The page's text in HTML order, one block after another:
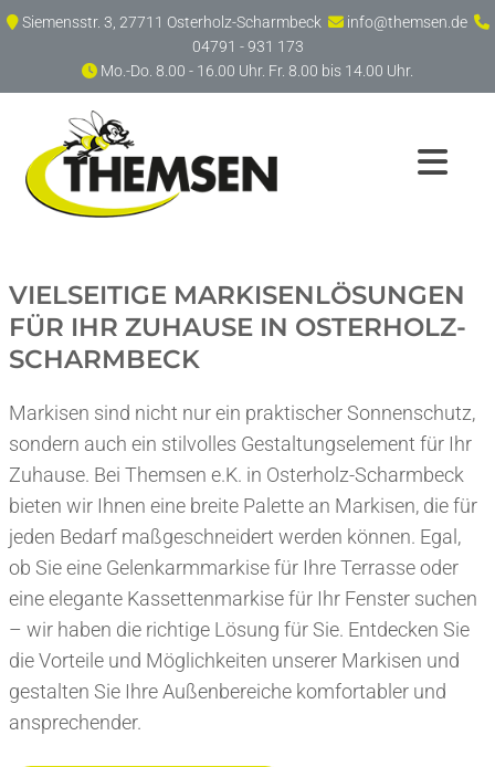
Zum Inhalt springen
 Siemensstr. 3, 27711 Osterholz-Scharmbeck  info@themsen.de 
04791 - 931 173
 Mo.-Do. 8.00 - 16.00 Uhr. Fr. 8.00 bis 14.00 Uhr.
VIELSEITIGE MARKISENLÖSUNGEN
FÜR IHR ZUHAUSE IN OSTERHOLZ-
SCHARMBECK
Markisen sind nicht nur ein praktischer Sonnenschutz,
sondern auch ein stilvolles Gestaltungselement für Ihr
Zuhause. Bei Themsen e.K. in Osterholz-Scharmbeck
bieten wir Ihnen eine breite Palette an Markisen, die für
jeden Bedarf maßgeschneidert werden können. Egal,
ob Sie eine Gelenkarmmarkise für Ihre Terrasse oder
eine elegante Kassettenmarkise für Ihr Fenster suchen
– wir haben die richtige Lösung für Sie. Entdecken Sie
die Vorteile und Möglichkeiten unserer Markisen und
gestalten Sie Ihre Außenbereiche komfortabler und
ansprechender.